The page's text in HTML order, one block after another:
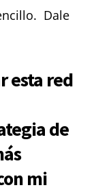
Dale
esta red
de
mi